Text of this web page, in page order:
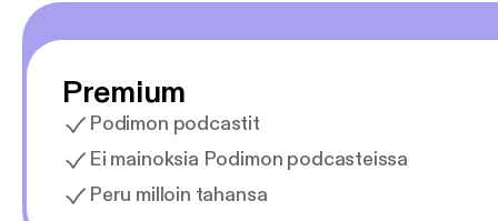
Premium
Podimon podcastit
Ei mainoksia Podimon podcasteissa
Peru milloin tahansa